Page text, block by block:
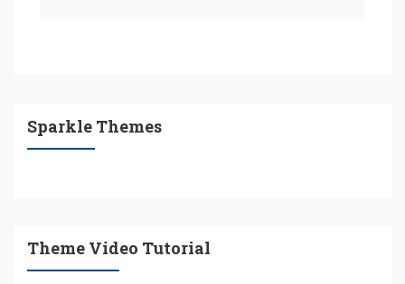
Sparkle Themes
Theme Video Tutorial